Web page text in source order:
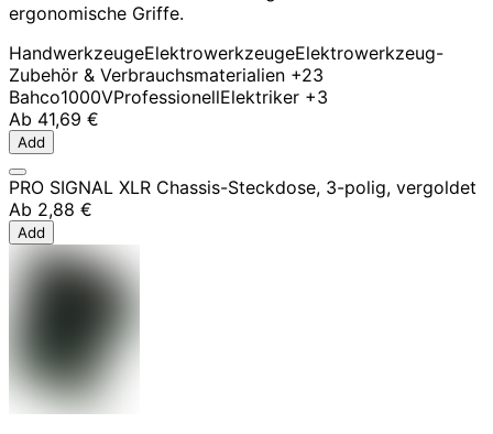
ergonomische Griffe.
HandwerkzeugeElektrowerkzeugeElektrowerkzeug-
Zubehör & Verbrauchsmaterialien +23
Bahco1000VProfessionellElektriker +3
Ab 41,69 €
Add
PRO SIGNAL XLR Chassis-Steckdose, 3-polig, vergoldet
Ab 2,88 €
Add